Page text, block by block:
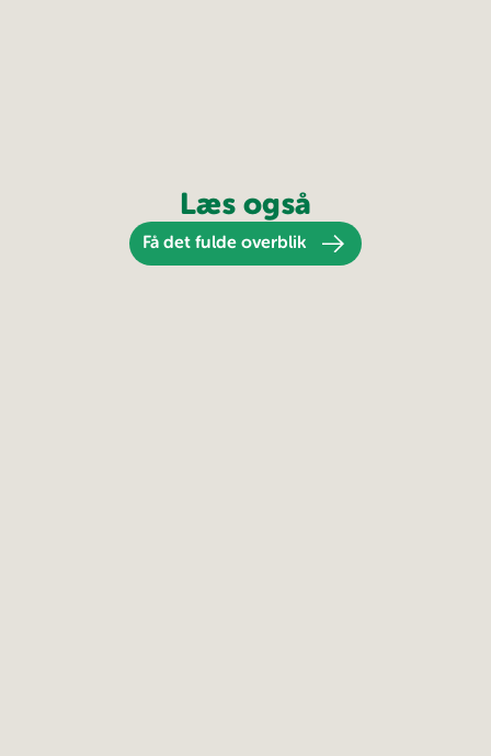
Læs også
Få det fulde overblik